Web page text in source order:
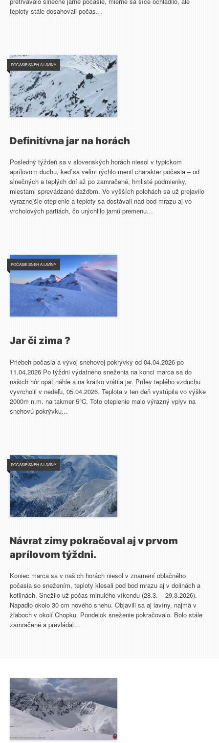
teploty stále dosahovali počas…
POČASIE SNEH A LAVÍNY
Definitívna jar na horách
Posledný týždeň sa v slovenských horách niesol v typickom
aprílovom duchu, keď sa veľmi rýchlo menil charakter počasia – od
slnečných a teplých dní až po zamračené, hmlisté podmienky,
miestami sprevádzané dažďom. Vo vyšších polohách sa už prejavilo
výraznejšie oteplenie a teploty sa dostávali nad bod mrazu aj vo
vrcholových partiách, čo urýchlilo jarnú premenu…
POČASIE SNEH A LAVÍNY
Jar či zima ?
Priebeh počasia a vývoj snehovej pokrývky od 04.04.2026 po
11.04.2026 Po týždni výdatného sneženia na konci marca sa do
našich hôr opäť náhle a na krátko vrátila jar. Prílev teplého vzduchu
vyvrcholil v nedeľu, 05.04.2026. Teplota v ten deň vystúpila vo výške
2000m n.m. na takmer 5°C. Toto oteplenie malo výrazný vplyv na
snehovú pokrývku…
POČASIE SNEH A LAVÍNY
Návrat zimy pokračoval aj v prvom
aprílovom týždni.
Koniec marca sa v našich horách niesol v znamení oblačného
počasia so snežením, teploty klesali pod bod mrazu aj v dolinách a
kotlinách. Snežilo už počas minulého víkendu (28.3. – 29.3.2026).
Napadlo okolo 30 cm nového snehu. Objavili sa aj lavíny, najmä v
žľaboch v okolí Chopku. Pondelok sneženie pokračovalo. Bolo stále
zamračené a prevládal…